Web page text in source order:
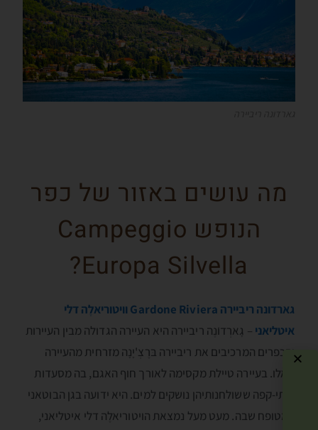
מה עושים באזור של כפר
הנופש Campeggio
Europa Silvella?
גארדונה ריביירה Gardone Riviera וויטוריאלֶה דלי
איטליאני – גָארְדוֺנֶה ריביירה היא העיירה הגדולה מבין העיירות
והכפרים המרכיבים את ריביירה בּרֶצְ'יָנָה מזרחית מהעיירה
סָאלו. בעיירה טיילת מקסימה לאורך חוף האגם, בה מסעדות
ובתי-קפה ששולחנותיהן נושקים למים. היא ידועה בגן הבוטאני
המטופח שבה. מעט מעל נמצאת הויטוריאלֶה דלי איטליאני,